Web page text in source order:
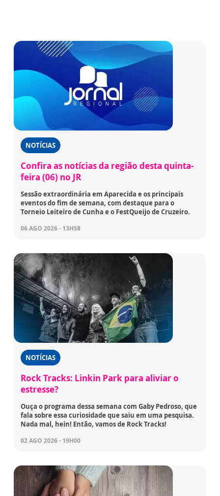
NOTÍCIAS
Confira as notícias da região desta quinta-
feira (06) no JR
Sessão extraordinária em Aparecida e os principais
eventos do fim de semana, com destaque para o
Torneio Leiteiro de Cunha e o FestQueijo de Cruzeiro.
06 AGO 2026 - 13H58
NOTÍCIAS
Rock Tracks: Linkin Park para aliviar o
estresse?
Ouça o programa dessa semana com Gaby Pedroso, que
fala sobre essa curiosidade que saiu em uma pesquisa.
Nada mal, hein! Então, vamos de Rock Tracks!
02 AGO 2026 - 19H00